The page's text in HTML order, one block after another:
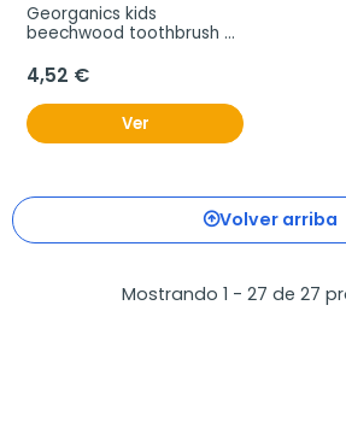
Georganics kids
beechwood toothbrush
4,52 €
Ver
Volver arriba
Mostrando 1 - 27 de 27